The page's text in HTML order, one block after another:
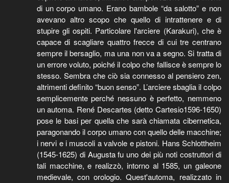
di un corpo umano. Erano bambole “da salotto” e non
avevano altro scopo che quello di intrattenere e di
stupire gli ospiti. Particolare l'arciere (Karakuri), che è
capace di scagliare quattro frecce di cui tre centrano
sempre il bersaglio, ma una non va a segno. Si tratta di
un errore voluto, poiché il colpo che fallisce è sempre lo
stesso. Sembra che ciò sia connesso al pensiero zen,
altrimenti definito “buon senso”. L’arciere sbaglia il colpo
semplicemente perché nessuno è perfetto, nemmeno
un automa. René Descartes (detto Cartesio1596-1650)
pose le basi per quella che sarà chiamata cibernetica,
paragonando il corpo umano con quello delle macchine;
i nervi e i muscoli a valvole e pistoni. Hans Schlottheim
(1545-1625) di Augusta fu uno dei più noti costruttori di
tali macchine, e realizzò, intorno al 1585, un galeone
medievale, con orologio. Quest'automa, realizzato in